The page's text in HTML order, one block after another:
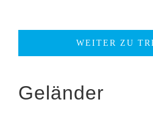
WEITER ZU
Geländer